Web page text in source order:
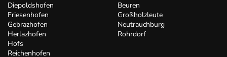
Diepoldshofen
Friesenhofen
Gebrazhofen
Herlazhofen
Hofs
Reichenhofen
Beuren
Großholzleute
Neutrauchburg
Rohrdorf